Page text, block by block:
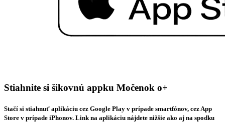
Stiahnite si šikovnú appku Močenok o+
Stačí si stiahnuť aplikáciu cez Google Play v prípade smartfónov, cez App
Store v prípade iPhonov. Link na aplikáciu nájdete nižšie ako aj na spodku